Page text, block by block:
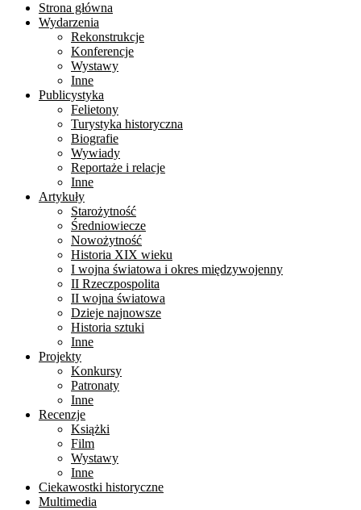
Strona główna
Wydarzenia
Rekonstrukcje
Konferencje
Wystawy
Inne
Publicystyka
Felietony
Turystyka historyczna
Biografie
Wywiady
Reportaże i relacje
Inne
Artykuły
Starożytność
Średniowiecze
Nowożytność
Historia XIX wieku
I wojna światowa i okres międzywojenny
II Rzeczpospolita
II wojna światowa
Dzieje najnowsze
Historia sztuki
Inne
Projekty
Konkursy
Patronaty
Inne
Recenzje
Książki
Film
Wystawy
Inne
Ciekawostki historyczne
Multimedia